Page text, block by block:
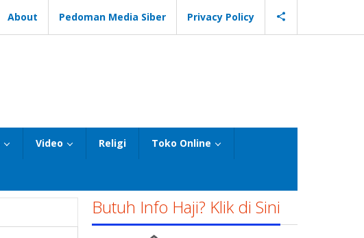
About Pedoman Media Siber Privacy Policy
Video Religi Toko Online
Butuh Info Haji? Klik di Sini